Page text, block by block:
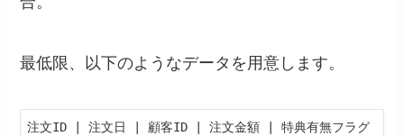
最低限、以下のようなデータを用意します。
注文ID | 注文日 | 顧客ID | 注文金額 | 特典有無フラグ